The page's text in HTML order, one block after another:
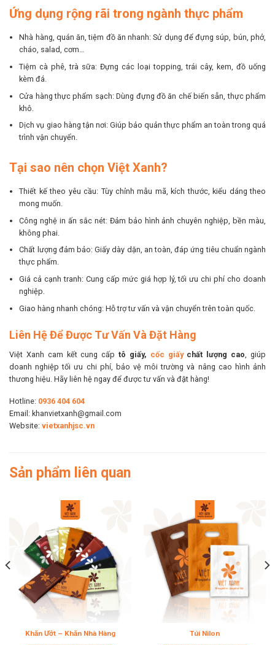
Ứng dụng rộng rãi trong ngành thực phẩm
Nhà hàng, quán ăn, tiệm đồ ăn nhanh: Sử dụng để đựng súp, bún, phở,
cháo, salad, cơm…
Tiệm cà phê, trà sữa: Đựng các loại topping, trái cây, kem, đồ uống
kèm đá.
Cửa hàng thực phẩm sạch: Dùng đựng đồ ăn chế biến sẵn, thực phẩm
khô.
Dịch vụ giao hàng tận nơi: Giúp bảo quản thực phẩm an toàn trong quá
trình vận chuyển.
Tại sao nên chọn Việt Xanh?
Thiết kế theo yêu cầu: Tùy chỉnh mẫu mã, kích thước, kiểu dáng theo
mong muốn.
Công nghệ in ấn sắc nét: Đảm bảo hình ảnh chuyên nghiệp, bền màu,
không phai.
Chất lượng đảm bảo: Giấy dày dặn, an toàn, đáp ứng tiêu chuẩn ngành
thực phẩm.
Giá cả cạnh tranh: Cung cấp mức giá hợp lý, tối ưu chi phí cho doanh
nghiệp.
Giao hàng nhanh chóng: Hỗ trợ tư vấn và vận chuyển trên toàn quốc.
Liên Hệ Để Được Tư Vấn Và Đặt Hàng
Việt Xanh cam kết cung cấptô giấy, cốc giấychất lượng cao , giúp
doanh nghiệp tối ưu chi phí, bảo vệ môi trường và nâng cao hình ảnh
thương hiệu. Hãy liên hệ ngay để được tư vấn và đặt hàng!
Hotline: 0936 404 604
Email: khanvietxanh@gmail.com
Website: vietxanhjsc.vn
Sản phẩm liên quan
Khăn Ướt – Khăn Nhà Hàng Túi Nilon